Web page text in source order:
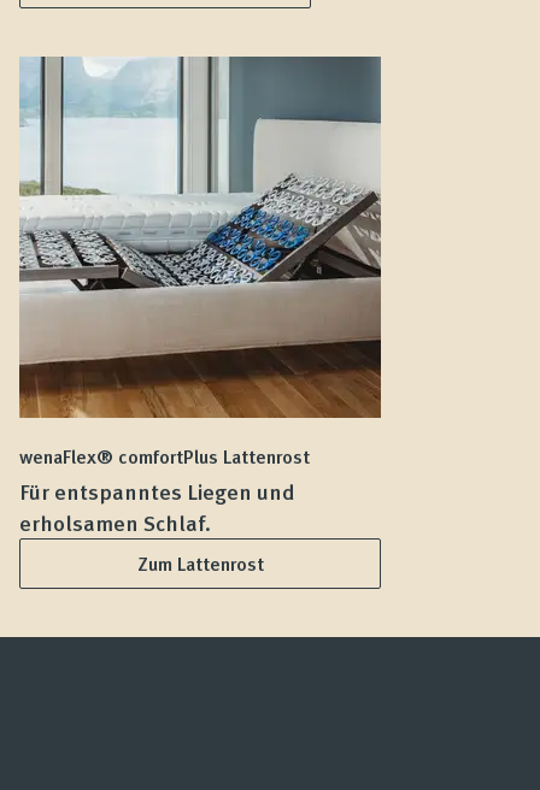
wenaFlex® comfortPlus Lattenrost
Für entspanntes Liegen und
erholsamen Schlaf.
Zum Lattenrost